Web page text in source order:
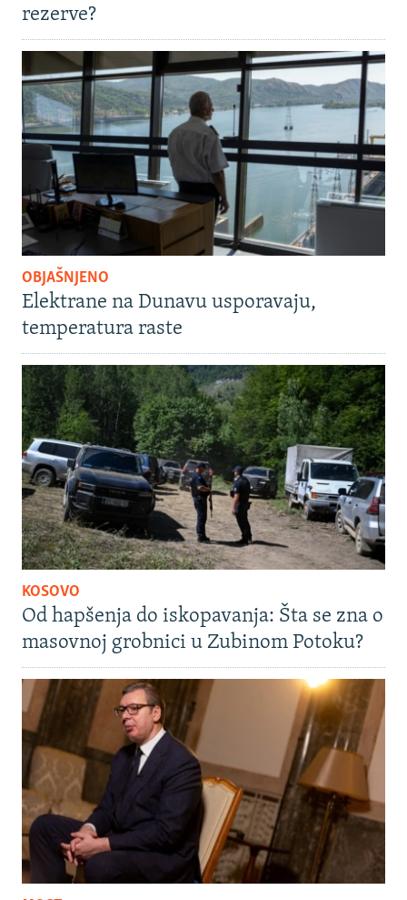
rezerve?
OBJAŠNJENO
Elektrane na Dunavu usporavaju,
temperatura raste
KOSOVO
Od hapšenja do iskopavanja: Šta se zna o
masovnoj grobnici u Zubinom Potoku?